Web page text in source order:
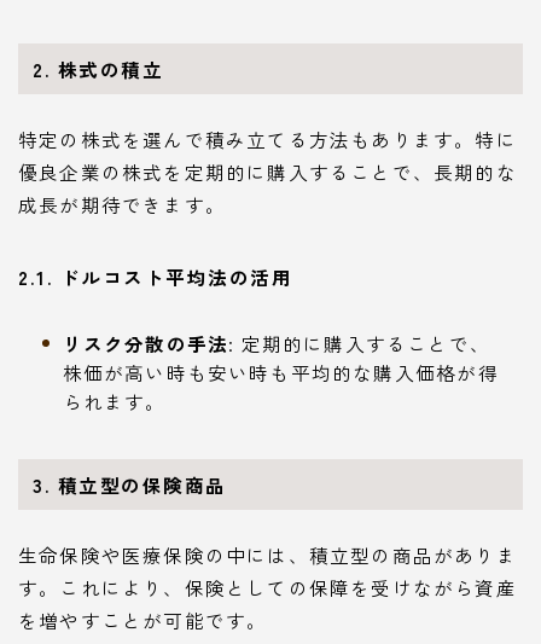
2. 株式の積立
特定の株式を選んで積み立てる方法もあります。特に
優良企業の株式を定期的に購入することで、長期的な
成長が期待できます。
2.1. ドルコスト平均法の活用
リスク分散の手法: 定期的に購入することで、
株価が高い時も安い時も平均的な購入価格が得
られます。
3. 積立型の保険商品
生命保険や医療保険の中には、積立型の商品がありま
す。これにより、保険としての保障を受けながら資産
を増やすことが可能です。